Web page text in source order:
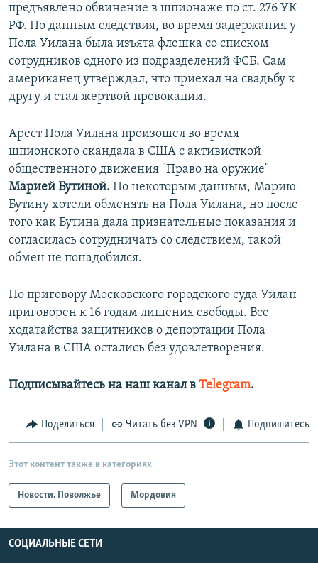
предъявлено обвинение в шпионаже по ст. 276 УК
РФ. По данным следствия, во время задержания у
Пола Уилана была изъята флешка со списком
сотрудников одного из подразделений ФСБ. Сам
американец утверждал, что приехал на свадьбу к
другу и стал жертвой провокации.
Арест Пола Уилана произошел во время
шпионского скандала в США с активисткой
общественного движения "Право на оружие"
Марией Бутиной. По некоторым данным, Марию
Бутину хотели обменять на Пола Уилана, но после
того как Бутина дала признательные показания и
согласилась сотрудничать со следствием, такой
обмен не понадобился.
По приговору Московского городского суда Уилан
приговорен к 16 годам лишения свободы. Все
ходатайства защитников о депортации Пола
Уилана в США остались без удовлетворения.
Подписывайтесь на наш канал в Telegram.
Поделиться Читать без VPN Подпишитесь
Этот контент также в категориях
Новости. Поволжье Мордовия
СОЦИАЛЬНЫЕ СЕТИ